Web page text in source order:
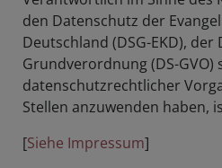
den Datenschutz der
Deutschland (DSG-EKD),
Grundverordnung (DS-GVO)
datenschutzrechtlicher
Stellen anzuwenden haben,
[Siehe Impressum]